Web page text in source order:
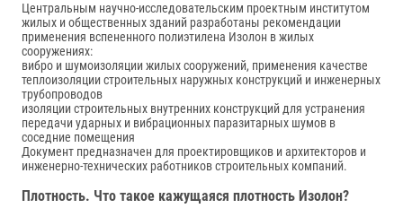
Центральным научно-исследовательским проектным институтом
жилых и общественных зданий разработаны рекомендации
применения вспененного полиэтилена Изолон в жилых
сооружениях:
вибро и шумоизоляции жилых сооружений, применения качестве
теплоизоляции строительных наружных конструкций и инженерных
трубопроводов
изоляции строительных внутренних конструкций для устранения
передачи ударных и вибрационных паразитарных шумов в
соседние помещения
Документ предназначен для проектировщиков и архитекторов и
инженерно-технических работников строительных компаний.
Плотность. Что такое кажущаяся плотность Изолон?